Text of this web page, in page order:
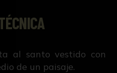
al santo vestido con
de un paisaje.